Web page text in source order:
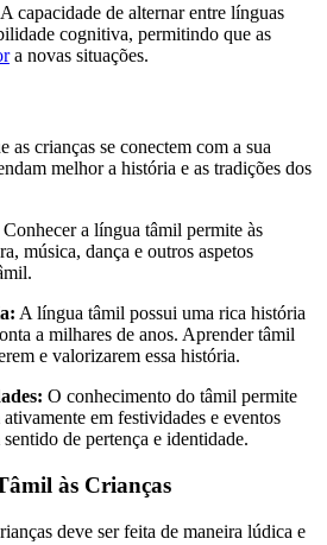
A capacidade de alternar entre línguas
cognitiva, permitindo que as
a novas situações.
as crianças se conectem com a sua
melhor a história e as tradições dos
Conhecer a língua tâmil permite às
música, dança e outros aspetos
A língua tâmil possui uma rica história
a milhares de anos. Aprender tâmil
e valorizarem essa história.
O conhecimento do tâmil permite
em festividades e eventos
de pertença e identidade.
às Crianças
deve ser feita de maneira lúdica e